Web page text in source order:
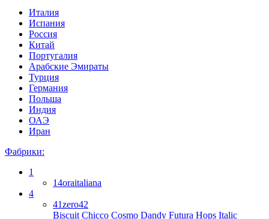
Италия
Испания
Россия
Китай
Португалия
Арабские Эмираты
Турция
Германия
Польша
Индия
ОАЭ
Иран
Фабрики:
1
14oraitaliana
4
41zero42
Biscuit Chicco Cosmo Dandy Futura Hops Italic